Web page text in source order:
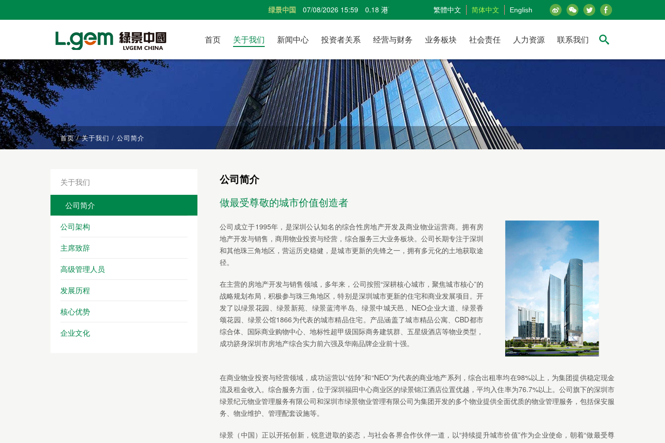
繁體中文 简体中文 English
首页 关于我们 新闻中心 投资者关系 经营与财务 业务板块 社会责任 人力资源 联系我们
首页 / 关于我们 / 公司简介
公司简介
做最受尊敬的城市价值创造者
公司成立于1995年，是深圳公认知名的综合性房地产开发及商业物业运营商。拥有房
地产开发与销售，商用物业投资与经营，综合服务三大业务板块。公司长期专注于深圳
和其他珠三角地区，营运历史稳健，是城市更新的先锋之一，拥有多元化的土地获取途
径。
在主营的房地产开发与销售领域，多年来，公司按照“深耕核心城市，聚焦城市核心”的
战略规划布局，积极参与珠三角地区，特别是深圳城市更新的住宅和商业发展项目。开
发了以绿景花园、绿景新苑、绿景蓝湾半岛、绿景中城天邑、NEO企业大道、绿景香
颂花园、绿景公馆1866为代表的城市精品住宅。产品涵盖了城市精品公寓、CBD都市
综合体、国际商业购物中心、地标性超甲级国际商务建筑群、五星级酒店等物业类型，
成功跻身深圳市房地产综合实力前六强及华南品牌企业前十强。
在商业物业投资与经营领域，成功运营以“佐阾”和“NEO”为代表的商业地产系列，综合出租率均在98%以上，为集团提供稳定现金
流及租金收入。综合服务方面，位于深圳福田中心商业区的绿景锦江酒店位置优越，平均入住率为76.7%以上。公司旗下的深圳市
绿景纪元物业管理服务有限公司和深圳市绿景物业管理有限公司为集团开发的多个物业提供全面优质的物业管理服务，包括保安服
务、物业维护、管理配套设施等。
绿景（中国）正以开拓创新，锐意进取的姿态，与社会各界合作伙伴一道，以“持续提升城市价值”作为企业使命，朝着“做最受尊
关于我们
公司简介
公司架构
主席致辞
高级管理人员
发展历程
核心优势
企业文化